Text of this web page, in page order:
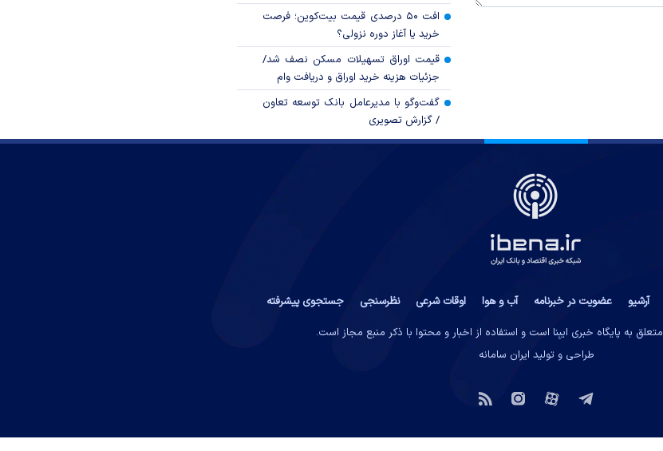
افت ۵۰ درصدی قیمت بیت‌کوین؛ فرصت
خرید یا آغاز دوره نزولی؟
قیمت اوراق تسهیلات مسکن نصف شد/
جزئیات هزینه خرید اوراق و دریافت وام
گفت‌وگو با مدیرعامل بانک توسعه تعاون
/ گزارش تصویری
آرشیو عضویت در خبرنامه آب و هوا اوقات شرعی نظرسنجی
جستجوی پیشرفته
به پایگاه خبری ایبِنا است و استفاده از اخبار و محتوا با ذکر منبع مجاز است.
طراحی و تولید ایران سامانه